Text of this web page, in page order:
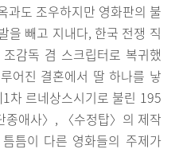
과도 조우하지만 영화판의 불
을 빼고 지내다, 한국 전쟁 직
감독 겸 스크립터로 복귀했
어진 결혼에서 딸 하나를 낳
차 르네상스시기로 불린 195
애사〉, 〈수정탑〉의 제작
틈이 다른 영화들의 주제가